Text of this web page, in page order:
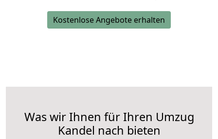
Kostenlose Angebote erhalten
Was wir Ihnen für Ihren Umzug
Kandel nach bieten